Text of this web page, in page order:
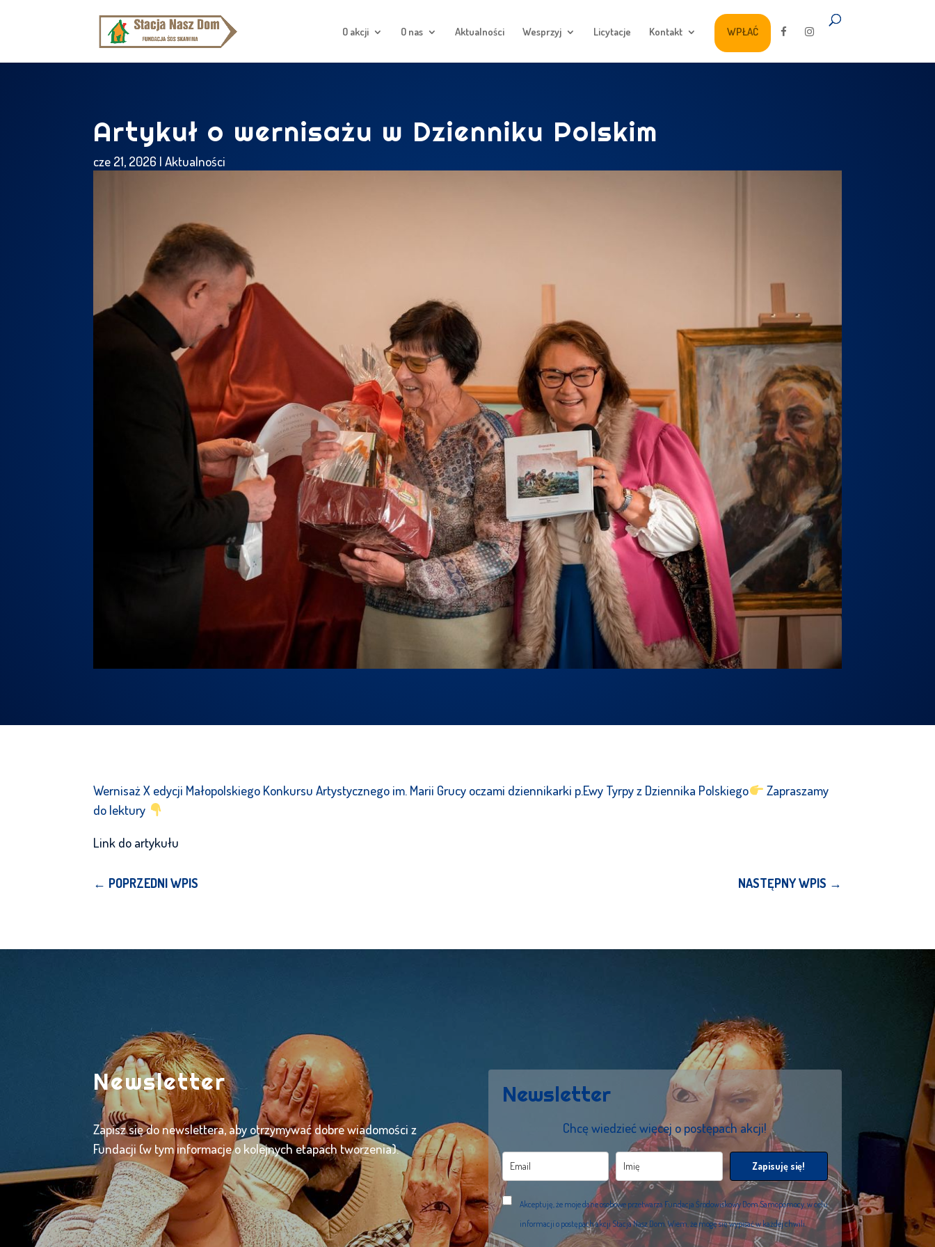
O akcji O nas Aktualności Wesprzyj Licytacje Kontakt WPŁAĆ
Artykuł o wernisażu w Dzienniku Polskim
cze 21, 2026 |Aktualności
Wernisaż X edycji Małopolskiego Konkursu Artystycznego im. Marii Grucy oczami dziennikarki p.Ewy Tyrpy z Dziennika Polskiego
Zapraszamy
do lektury
Link do artykułu
← POPRZEDNI WPIS NASTĘPNY WPIS →
Newsletter
Zapisz się do newslettera, aby otrzymywać dobre wiadomości z
Fundacji (w tym informacje o kolejnych etapach tworzenia).
Newsletter
Chcę wiedzieć więcej o postępach akcji!
Zapisuję się!
Akceptuję, że moje dane osobowe przetwarza Fundacja Środowiskowy Dom Samopomocy, w celu
informacji o postępach akcji Stacja Nasz Dom. Wiem, że mogę się wypisać w każdej chwili.